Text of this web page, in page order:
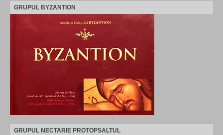
GRUPUL BYZANTION
GRUPUL NECTARIE PROTOPSALTUL